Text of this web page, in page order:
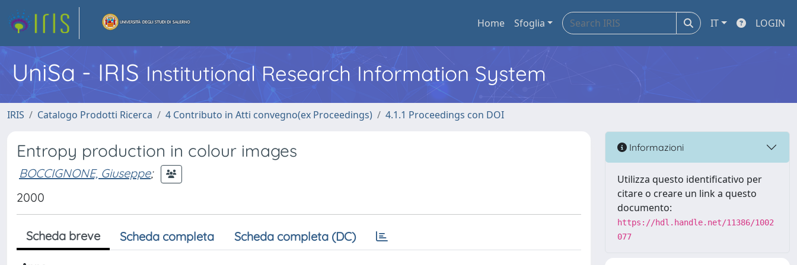
Home Sfoglia IT LOGIN
UniSa - IRIS Institutional Research Information System
IRIS Catalogo Prodotti Ricerca 4 Contributo in Atti convegno(ex Proceedings) 4.1.1 Proceedings con DOI
Entropy production in colour images
BOCCIGNONE, Giuseppe;
2000
Scheda breve Scheda completa Scheda completa (DC)
Informazioni
Utilizza questo identificativo per
citare o creare un link a questo
documento:
https://hdl.handle.net/11386/1002
077